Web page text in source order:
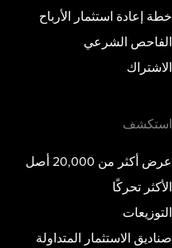
خطة إعادة استثمار الأرباح
الفاحص الشرعي
الاشتراك
استكشف
عرض أكثر من 20,000 أصل
الأكثر تحركًا
التوزيعات
صناديق الاستثمار المتداولة